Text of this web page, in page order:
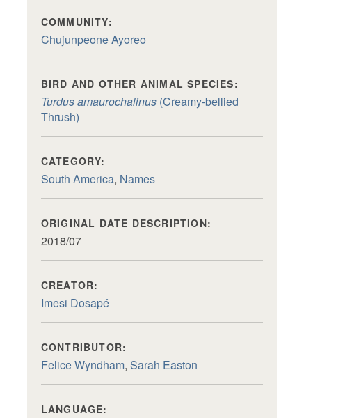
COMMUNITY:
Chujunpeone Ayoreo
BIRD AND OTHER ANIMAL SPECIES:
Turdus amaurochalinus(Creamy-bellied
Thrush)
CATEGORY:
South America, Names
ORIGINAL DATE DESCRIPTION:
2018/07
CREATOR:
Imesi Dosapé
CONTRIBUTOR:
Felice Wyndham, Sarah Easton
LANGUAGE: